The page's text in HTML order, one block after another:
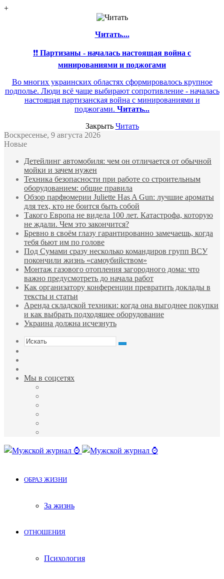
+
Читать....
❗❗ Партизаны - началась настоящая война с
минированиями и поджогами
Во многих украинских областях сформировалось крупное
подполье. Люди всё чаще выбирают сопротивление - началась
настоящая партизанская война с минированиями и
поджогами. Читать...
Закрыть Читать
Воскресенье, 9 августа 2026
Новые
Детейлинг автомобиля: чем он отличается от обычной
мойки и зачем нужен
Техника безопасности при работе со строительным
оборудованием: общие правила
Обзор парфюмерии Juliette Has A Gun: лучшие ароматы
для тех, кто не боится быть собой
Такого Европа не видела 100 лет. Катастрофа, которую
не ждали. Чем это закончится?
Бревно в своём глазу гарантированно замечаешь, когда
тебя бьют им по голове
Под Сумами сразу несколько командиров групп ВСУ
покончили жизнь «самоубийством»
Монтаж газового отопления загородного дома: что
важно предусмотреть до начала работ
Как организатору конференции превратить доклады в
тексты и статьи
Аренда складской техники: когда она выгоднее покупки
и как выбрать подходящее оборудование
Украина должна исчезнуть
Искать
Мы в соцсетях
Меню
ОБРАЗ ЖИЗНИ
За жизнь
ОТНОШЕНИЯ
Психология